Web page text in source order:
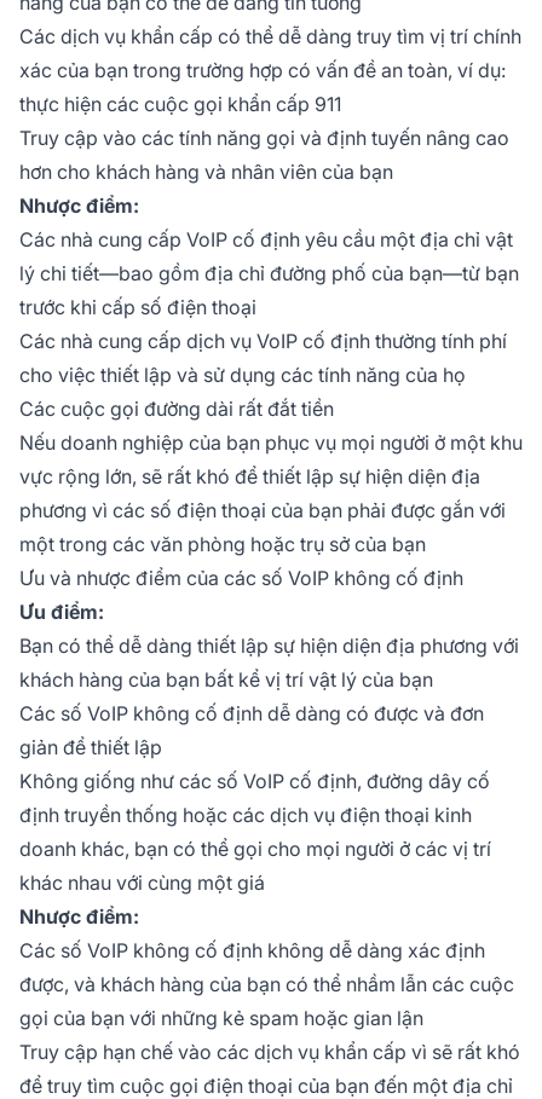
Các dịch vụ khẩn cấp có thể dễ dàng truy tìm vị trí chính
xác của bạn trong trường hợp có vấn đề an toàn, ví dụ:
thực hiện các cuộc gọi khẩn cấp 911
Truy cập vào các tính năng gọi và định tuyến nâng cao
hơn cho khách hàng và nhân viên của bạn
Nhược điểm:
Các nhà cung cấp VoIP cố định yêu cầu một địa chỉ vật
lý chi tiết—bao gồm địa chỉ đường phố của bạn—từ bạn
trước khi cấp số điện thoại
Các nhà cung cấp dịch vụ VoIP cố định thường tính phí
cho việc thiết lập và sử dụng các tính năng của họ
Các cuộc gọi đường dài rất đắt tiền
Nếu doanh nghiệp của bạn phục vụ mọi người ở một khu
vực rộng lớn, sẽ rất khó để thiết lập sự hiện diện địa
phương vì các số điện thoại của bạn phải được gắn với
một trong các văn phòng hoặc trụ sở của bạn
Ưu và nhược điểm của các số VoIP không cố định
Ưu điểm:
Bạn có thể dễ dàng thiết lập sự hiện diện địa phương với
khách hàng của bạn bất kể vị trí vật lý của bạn
Các số VoIP không cố định dễ dàng có được và đơn
giản để thiết lập
Không giống như các số VoIP cố định, đường dây cố
định truyền thống hoặc các dịch vụ điện thoại kinh
doanh khác, bạn có thể gọi cho mọi người ở các vị trí
khác nhau với cùng một giá
Nhược điểm:
Các số VoIP không cố định không dễ dàng xác định
được, và khách hàng của bạn có thể nhầm lẫn các cuộc
gọi của bạn với những kẻ spam hoặc gian lận
Truy cập hạn chế vào các dịch vụ khẩn cấp vì sẽ rất khó
để truy tìm cuộc gọi điện thoại của bạn đến một địa chỉ